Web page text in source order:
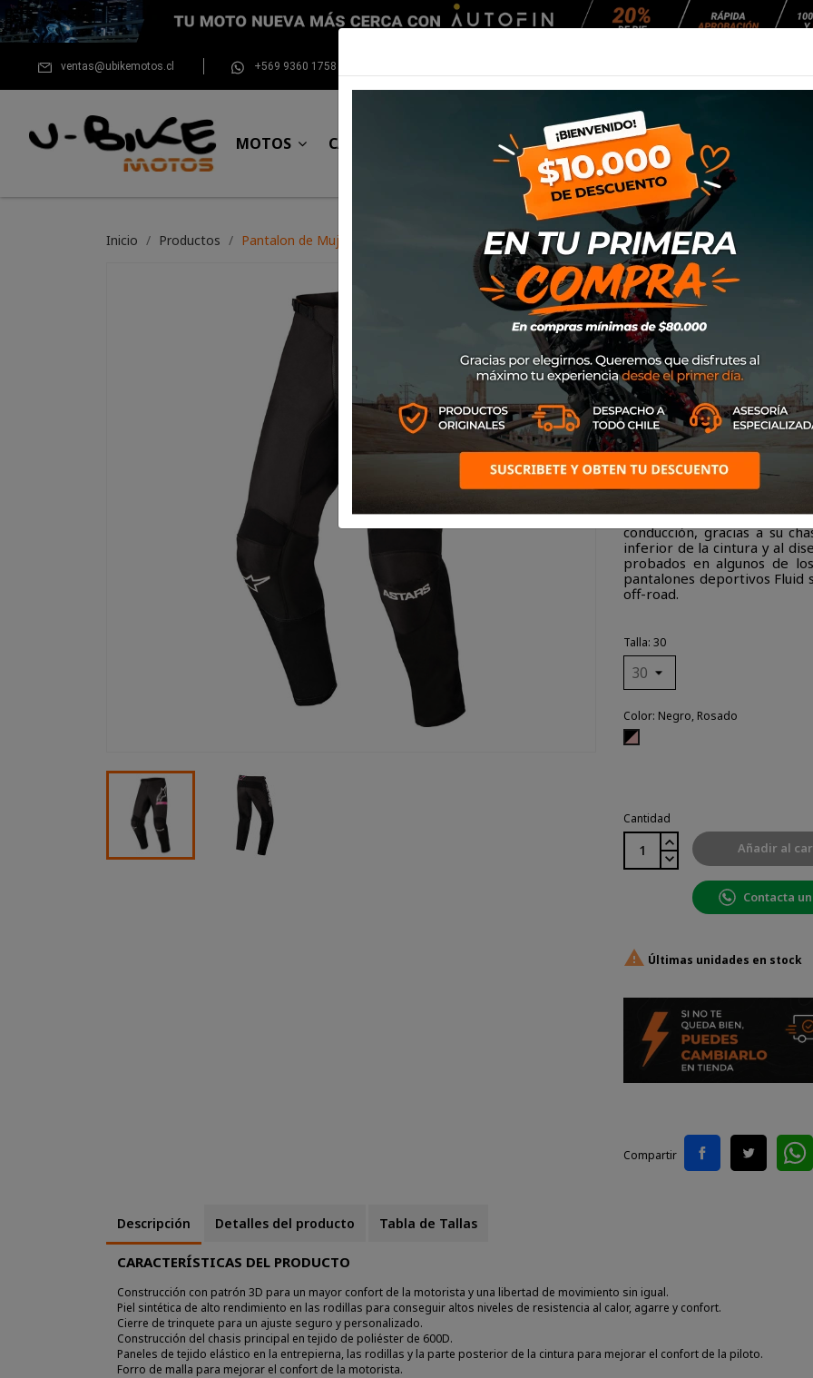
ventas@ubikemotos.cl +569 9360 1758
MOTOS CASCOS EQUIPAMIENTO NEUMÁTICOS MANTENCIÓN
Inicio Productos Pantalon de Mujer Alpinestars Stella Fluid Chaser 2022 (Rosado)
Pantalon de
Chaser 2022
SKU3752422-1390
$79.000
Con un ajuste específico
de las mujeres para una
Stella Fluid ofrecen niveles
conducción, gracias a su
inferior de la cintura y al
probados en algunos de
pantalones deportivos Fluid
off-road.
Talla: 30
Color: Negro, Rosado
Negro,
Cantidad
Añadir al
Contacta
 Últimas unidades en stock
Compartir
Descripción Detalles del producto Tabla de Tallas
CARACTERÍSTICAS DEL PRODUCTO
Construcción con patrón 3D para un mayor confort de la motorista y una libertad de movimiento sin igual.
Piel sintética de alto rendimiento en las rodillas para conseguir altos niveles de resistencia al calor, agarre y confort.
Cierre de trinquete para un ajuste seguro y personalizado.
Construcción del chasis principal en tejido de poliéster de 600D.
Paneles de tejido elástico en la entrepierna, las rodillas y la parte posterior de la cintura para mejorar el confort de la piloto.
Forro de malla para mejorar el confort de la motorista.